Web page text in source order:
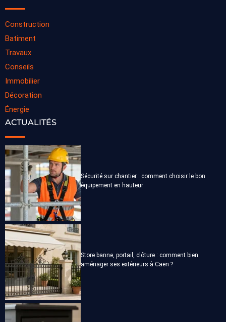
Construction
Batiment
Travaux
Conseils
Immobilier
Décoration
Énergie
ACTUALITÉS
Sécurité sur chantier : comment choisir le bon
équipement en hauteur
Store banne, portail, clôture : comment bien
aménager ses extérieurs à Caen ?